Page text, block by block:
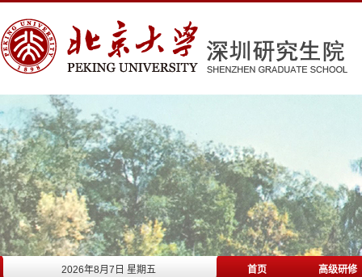
2026年8月7日 星期五 首页 高级研修